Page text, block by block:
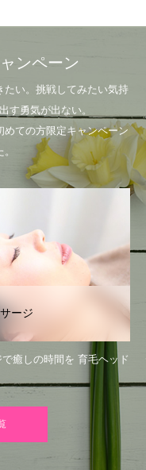
ンペーン
い。挑戦してみたい気持
す勇気が出ない。
ての方限定キャンペーン
ージ
癒しの時間を 育毛ヘッド